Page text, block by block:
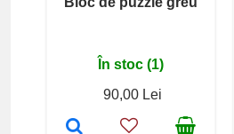
În stoc (1)
90,00 Lei